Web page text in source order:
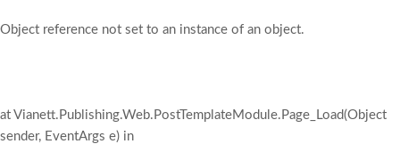
Object reference not set to an instance of an object.
at Vianett.Publishing.Web.PostTemplateModule.Page_Load(Object
sender, EventArgs e) in